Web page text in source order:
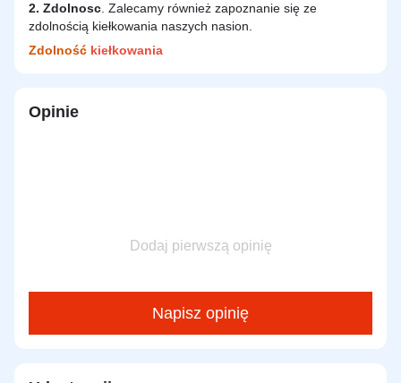
2. Zdolnosc . Zalecamy również zapoznanie się ze
zdolnością kiełkowania naszych nasion.
Zdolność kiełkowania
Opinie
Dodaj pierwszą opinię
Napisz opinię